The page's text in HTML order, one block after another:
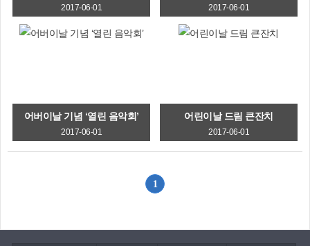
2017-06-01 2017-06-01
어버이날 기념 ‘열린 음악회’
2017-06-01
어린이날 드림 큰잔치
2017-06-01
1